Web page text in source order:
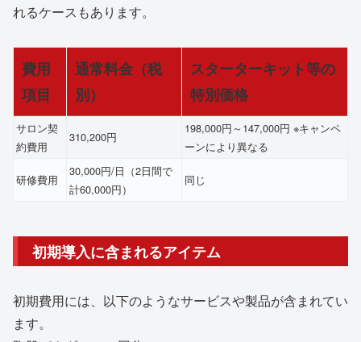
れるケースもあります。
費用
項目
通常料金（税
別）
スターターキット等の
特別価格
サロン契
約費用
310,200円
198,000円～147,000円 ※キャンペ
ーンにより異なる
研修費用
30,000円/日（2日間で
計60,000円）
同じ
初期導入に含まれるアイテム
初期費用には、以下のようなサービスや製品が含まれてい
ます。